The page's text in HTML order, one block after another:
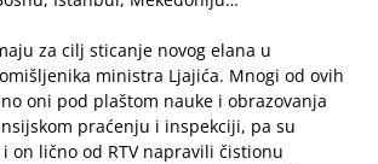
za cilj sticanje novog elana u
ministra Ljajića. Mnogi od ovih
oni pod plaštom nauke i obrazovanja
praćenju i inspekciji, pa su
on lično od RTV napravili čistionu